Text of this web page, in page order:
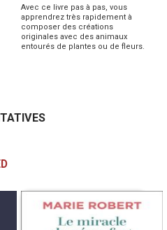
Avec ce livre pas à pas, vous
apprendrez très rapidement à
composer des créations
originales avec des animaux
entourés de plantes ou de fleurs.